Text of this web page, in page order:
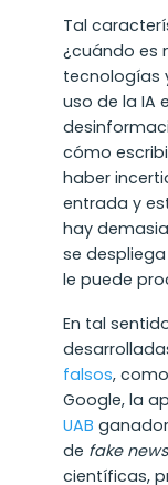
Tal
¿cuándo es
tecnologías
uso de la IA
cómo
haber
entrada y
hay
se
le puede
En tal
falsos,
Google, la
UAB
de fake news
científicas,